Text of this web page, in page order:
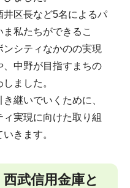
区長など5名によるパ
私たちができるこ
シティなかのの実現
中野が目指すまちの
ました。
継いでいくために、
実現に向けた取り組
きます。
武信用金庫と